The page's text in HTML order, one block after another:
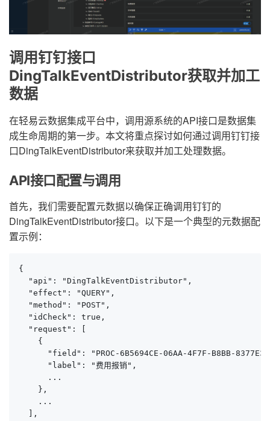
调用钉钉接口
DingTalkEventDistributor获取并加工
数据
在轻易云数据集成平台中，调用源系统的API接口是数据集
成生命周期的第一步。本文将重点探讨如何通过调用钉钉接
口DingTalkEventDistributor来获取并加工处理数据。
API接口配置与调用
首先，我们需要配置元数据以确保正确调用钉钉的
DingTalkEventDistributor接口。以下是一个典型的元数据配
置示例：
{
  "api": "DingTalkEventDistributor",
  "effect": "QUERY",
  "method": "POST",
  "idCheck": true,
  "request": [
    {
"field": "PROC-6B5694CE-06AA-4F7F-B8BB-
      "label": "费用报销",
      ...
    },
    ...
  ],